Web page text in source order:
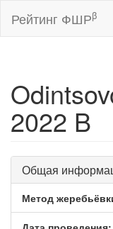
Рейтинг ФШРβ
2022 B
Общая
Метод